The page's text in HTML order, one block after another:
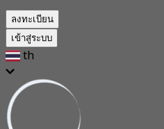
ลงทะเบียน
เข้าสู่ระบบ
th